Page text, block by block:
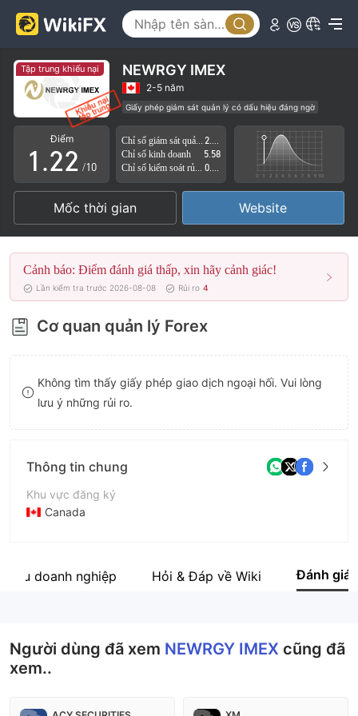
Tập trung khiếu nại NEWRGY IMEX
2-5 năm
Giấy phép giám sát quản lý có dấu hiệu đáng ngờ
Lĩnh vực nghiệp vụ đáng ngờ
Nguy cơ rủi ro cao
Điểm
0
1
2
3
4
5
6
7
8
9
.
0
1
2
3
4
5
6
7
8
9
0
1
2
3
4
5
6
7
8
9
/10
Chỉ số kinh doanh
5.58
Mốc thời gian Website
Cảnh báo: Điểm đánh giá thấp, xin hãy cảnh giác!
Lần kiểm tra trước 2026-08-08 Rủi ro 4
Cơ quan quản lý Forex
Không tìm thấy giấy phép giao dịch ngoại hối. Vui lòng
lưu ý những rủi ro.
Thông tin chung
Khu vực đăng ký
Canada
Tên công ty
doanh nghiệp Hỏi & Đáp về Wiki Đánh giá
Người dùng đã xem NEWRGY IMEX cũng đã
xem..